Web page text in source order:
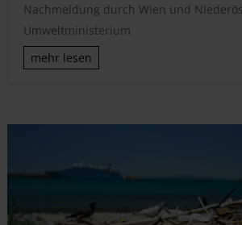
Nachmeldung durch Wien und
Umweltministerium
mehr lesen